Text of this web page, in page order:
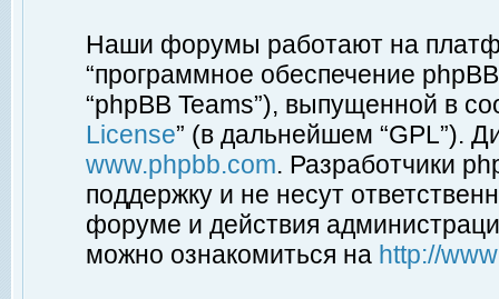
Наши форумы работают на
“программное обеспечение
“phpBB Teams”), выпущенной в
License” (в дальнейшем “GPL”).
www.phpbb.com. Разработчики
поддержку и не несут
форуме и действия
можно ознакомиться на http://